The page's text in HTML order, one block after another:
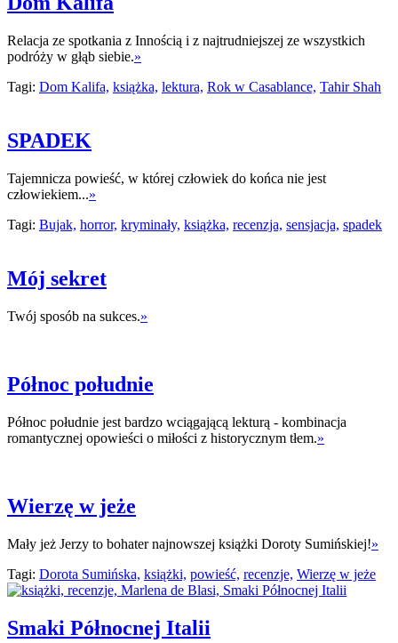
Relacja ze spotkania z Innością i z najtrudniejszej ze wszystkich
podróży w głąb siebie.»
Tagi: Dom Kalifa, książka, lektura, Rok w Casablance, Tahir Shah
SPADEK
Tajemnicza powieść, w której człowiek do końca nie jest
człowiekiem...»
Tagi: Bujak, horror, kryminały, książka, recenzja, sensjacja, spadek
Mój sekret
Twój sposób na sukces.»
Północ południe
Północ południe jest bardzo wciągającą lekturą - kombinacja
romantycznej opowieści o miłości z historycznym tłem.»
Wierzę w jeże
Mały jeż Jerzy to bohater najnowszej książki Doroty Sumińskiej!»
Tagi: Dorota Sumińska, książki, powieść, recenzje, Wierzę w jeże
Smaki Północnej Italii